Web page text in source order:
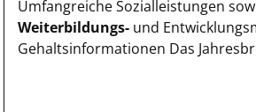
Umfangreiche Sozialleistungen
Weiterbildungs- und
Gehaltsinformationen Das